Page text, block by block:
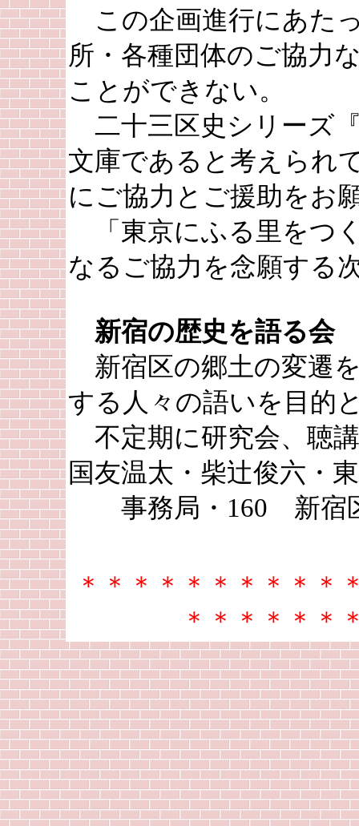
この企画進行にあた
所・各種団体のご協力
ことができない。
二十三区史シリーズ
文庫であると考えられ
にご協力とご援助をお
「東京にふる里をつ
なるご協力を念願する
新宿の歴史を語る会
新宿区の郷土の変遷
する人々の語いを目的
不定期に研究会、聴
国友温太・柴辻俊六・
事務局・160 新宿
＊＊＊＊＊＊＊＊＊＊
＊＊＊＊＊＊